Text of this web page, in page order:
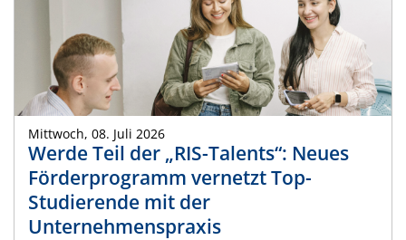
Mittwoch, 08. Juli 2026
Werde Teil der „RIS-Talents“: Neues
Förderprogramm vernetzt Top-
Studierende mit der
Unternehmenspraxis